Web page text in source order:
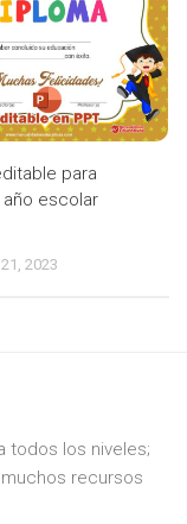
para
escolar
2023
todos los niveles;
muchos recursos